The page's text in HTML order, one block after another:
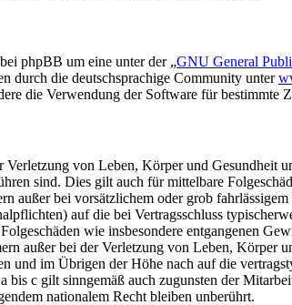
phpBB um eine unter der „GNU General
durch die deutschsprachige Community unter
die Verwendung der Software für bestimmte
Verletzung von Leben, Körper und Gesundheit
sind. Dies gilt auch für mittelbare
außer bei vorsätzlichem oder grob
auf die bei Vertragsschluss
wie insbesondere entgangenen
außer bei der Verletzung von Leben, Körper
und im Übrigen der Höhe nach auf die
bis c gilt sinngemäß auch zugunsten der
nationalem Recht bleiben unberührt.